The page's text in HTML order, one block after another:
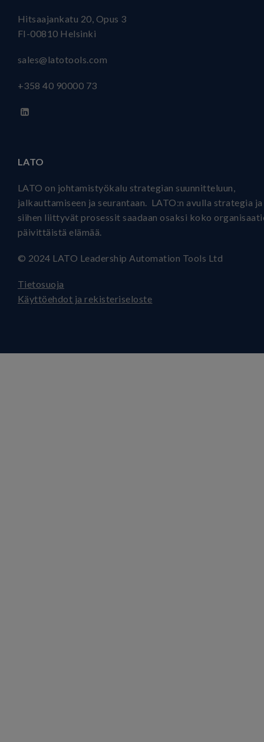
Hitsaajankatu 20, Opus 3
FI-00810 Helsinki
sales@latotools.com
+358 40 90000 73
LATO
LATO on johtamistyökalu strategian suunnitteluun,
jalkauttamiseen ja seurantaan. LATO:n avulla strategia ja
siihen liittyvät prosessit saadaan osaksi koko
päivittäistä elämää.
© 2024 LATO Leadership Automation Tools Ltd
Tietosuoja
Käyttöehdot ja rekisteriseloste